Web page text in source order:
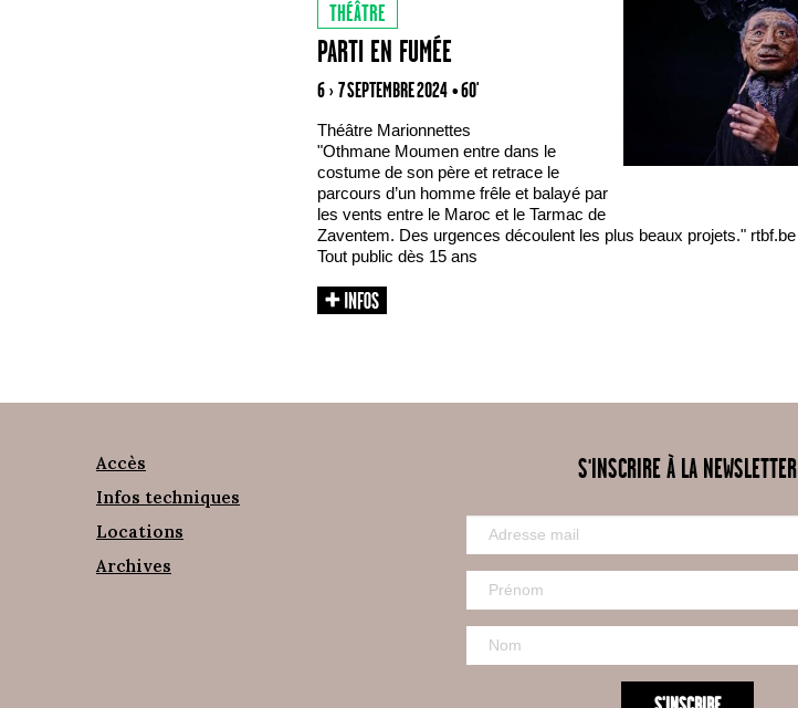
THÉÂTRE
PARTI EN FUMÉE
6 › 7 SEPTEMBRE 2024 • 60'
Théâtre Marionnettes
"Othmane Moumen entre dans le
costume de son père et retrace le
parcours d’un homme frêle et balayé par
les vents entre le Maroc et le Tarmac de
Zaventem. Des urgences découlent les plus beaux projets." rtbf.be
Tout public dès 15 ans
Accès
Infos techniques
Locations
Archives
S'INSCRIRE À LA NEWSLETTER